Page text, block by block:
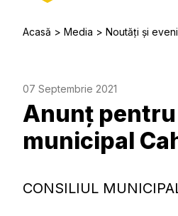
Acasă Media Noutăți și
07 Septembrie 2021
Anunț
municipal
CONSILIUL